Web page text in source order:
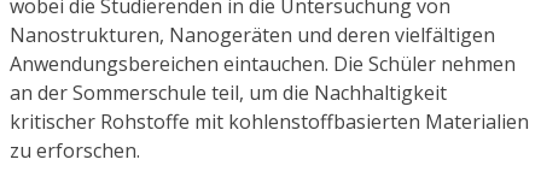
wobei die Studierenden in die Untersuchung von
Nanostrukturen, Nanogeräten und deren vielfältigen
Anwendungsbereichen eintauchen. Die Schüler nehmen
an der Sommerschule teil, um die Nachhaltigkeit
kritischer Rohstoffe mit kohlenstoffbasierten Materialien
zu erforschen.